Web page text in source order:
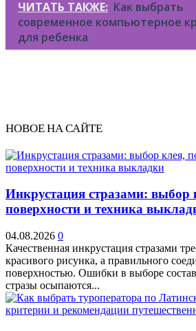
ЧИТАТЬ ТАКЖЕ: Как выбрать
современное компьютерное
для ребенка
НОВОЕ НА САЙТЕ
Инкрустация стразами: выбор
поверхности и техника
04.08.2026 0
Качественная инкрустация стразами
красивого рисунка, а правильного
поверхностью. Ошибки в выборе
стразы осыпаются...